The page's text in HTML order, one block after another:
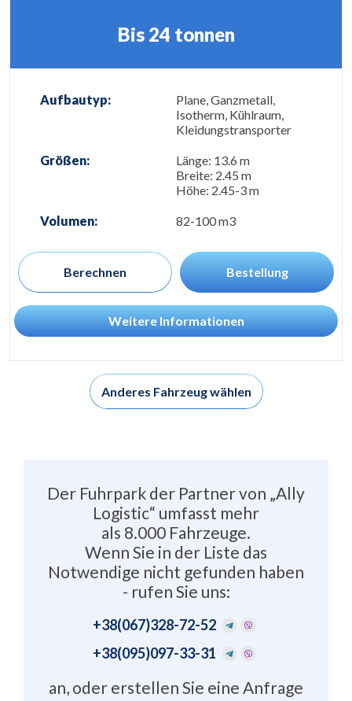
Bis 24 tonnen
Aufbautyp:
Plane, Ganzmetall,
Isotherm, Kühlraum,
Kleidungstransporter
Größen:
Länge: 13.6 m
Breite: 2.45 m
Höhe: 2.45-3 m
Volumen: 82-100 m3
Berechnen Bestellung
Weitere Informationen
Anderes Fahrzeug wählen
Der Fuhrpark der Partner von „Ally
Logistic“ umfasst mehr
als 8.000 Fahrzeuge.
Wenn Sie in der Liste das
Notwendige nicht gefunden haben
- rufen Sie uns:
+38(067)328-72-52
+38(095)097-33-31
an, oder erstellen Sie eine Anfrage